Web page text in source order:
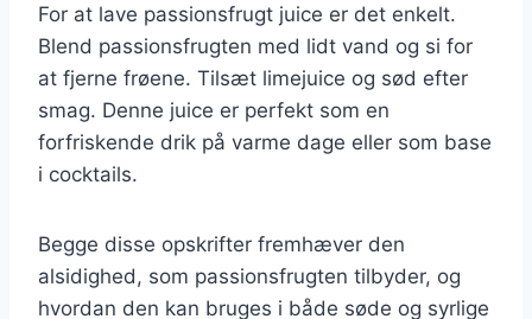
For at lave passionsfrugt juice er det enkelt.
Blend passionsfrugten med lidt vand og si for
at fjerne frøene. Tilsæt limejuice og sød efter
smag. Denne juice er perfekt som en
forfriskende drik på varme dage eller som base
i cocktails.
Begge disse opskrifter fremhæver den
alsidighed, som passionsfrugten tilbyder, og
hvordan den kan bruges i både søde og syrlige